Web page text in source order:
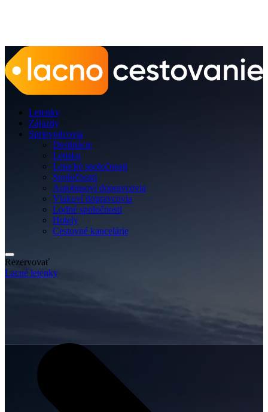
Letenky
Zájazdy
Sprievodcovia
Destinácie
Letisko
Letecké spoločnosti
Spoločnosti
Autobusoví dopravcovia
Vlakoví dopravcovia
Lodné spoločnosti
Hotely
Cestovné kancelárie
Rezervovať
Lacné letenky